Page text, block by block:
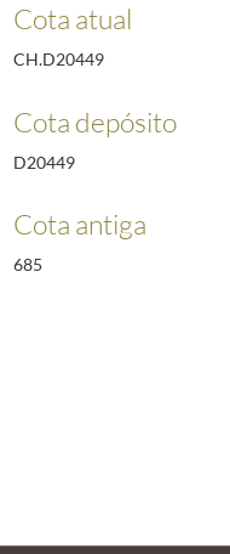
Cota atual
CH.D20449
Cota depósito
D20449
Cota antiga
685